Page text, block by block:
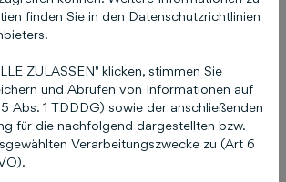
branchenrelevante
gehören zum Portfolio.
Branchenexpertise und
den idealen Marketing-
zu ermöglichen. Weitere
finden Sie unter
finden Sie in den Datenschutzrichtlinien
ZULASSEN" klicken, stimmen Sie
und Abrufen von Informationen auf
Abs. 1 TDDDG) sowie der anschließenden
für die nachfolgend dargestellten bzw.
Verarbeitungszwecke zu (Art 6